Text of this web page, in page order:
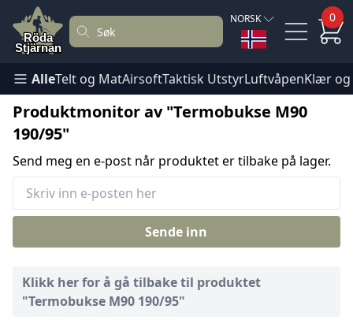
NORSK 0
AlleTelt og MatAirsoftTaktisk UtstyrLuftvåpenKlær
Produktmonitor av "Termobukse M90
190/95"
Send meg en e-post når produktet er tilbake på lager.
Sende inn
Klikk her for å gå tilbake til produktet
"Termobukse M90 190/95"